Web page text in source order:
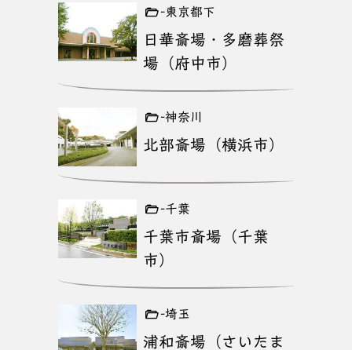
-東京都下
日華斎場・多磨葬祭
場（府中市）
-神奈川
北部斎場（横浜市）
-千葉
千葉市斎場（千葉
市）
-埼玉
浦和斎場（さいたま